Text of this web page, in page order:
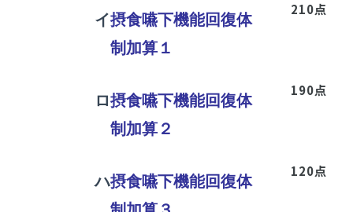
イ摂食嚥下機能回復体
制加算１
210点
ロ摂食嚥下機能回復体
制加算２
190点
ハ摂食嚥下機能回復体
120点